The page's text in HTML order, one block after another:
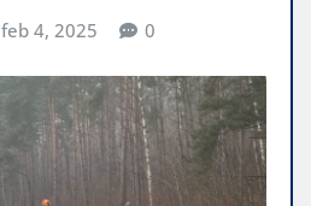
feb 4, 2025 0